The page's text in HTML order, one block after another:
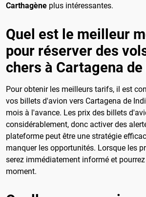
Carthagène plus intéressantes.
Quel est le meilleur
pour réserver des
chers à Cartagena
Pour obtenir les meilleurs tarifs, il est
vos billets d'avion vers Cartagena de
mois à l'avance. Les prix des billets
considérablement, donc activer des
plateforme peut être une stratégie
manquer les opportunités. Lorsque les
serez immédiatement informé et
moment.